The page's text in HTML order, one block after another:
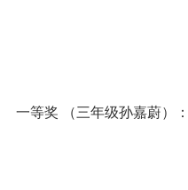
一等奖 （三年级孙嘉蔚）：